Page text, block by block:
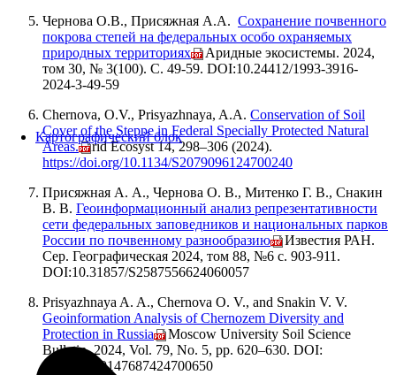
Картографический блок
Чернова О.В., Присяжная А.А. Сохранение почвенного
покрова степей на федеральных особо охраняемых
природных территориях// Аридные экосистемы. 2024,
том 30, № 3(100). С. 49-59. DOI:10.24412/1993-3916-
2024-3-49-59
Chernova, O.V., Prisyazhnaya, A.A. Conservation of Soil
Cover of the Steppe in Federal Specially Protected Natural
Areas.Arid Ecosyst 14, 298–306 (2024).
https://doi.org/10.1134/S2079096124700240
Присяжная А. А., Чернова О. В., Митенко Г. В., Снакин
В. В. Геоинформационный анализ репрезентативности
сети федеральных заповедников и национальных парков
России по почвенному разнообразию// Известия РАН.
Сер. Географическая 2024, том 88, №6 с. 903-911.
DOI:10.31857/S2587556624060057
Prisyazhnaya A. A., Chernova O. V., and Snakin V. V.
Geoinformation Analysis of Chernozem Diversity and
Protection in Russia// Moscow University Soil Science
Bulletin, 2024, Vol. 79, No. 5, pp. 620–630. DOI:
10.3103/S0147687424700650